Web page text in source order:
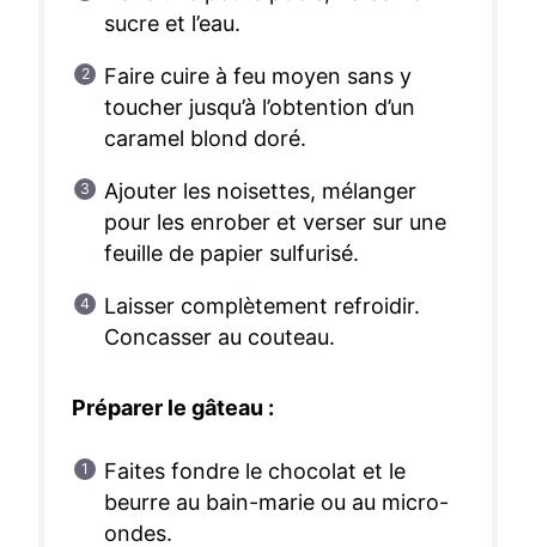
sucre et l’eau.
Faire cuire à feu moyen sans y
toucher jusqu’à l’obtention d’un
caramel blond doré.
Ajouter les noisettes, mélanger
pour les enrober et verser sur une
feuille de papier sulfurisé.
Laisser complètement refroidir.
Concasser au couteau.
Préparer le gâteau :
Faites fondre le chocolat et le
beurre au bain-marie ou au micro-
ondes.